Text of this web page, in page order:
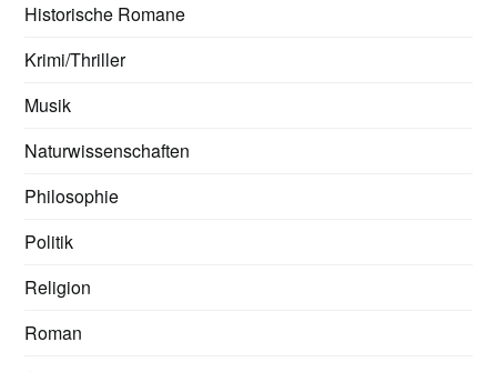
Historische Romane
Krimi/Thriller
Musik
Naturwissenschaften
Philosophie
Politik
Religion
Roman